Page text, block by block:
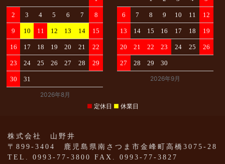
よ
く
あ
る
ご
質
員
登
録
2026年8月
2 3 4 5 6 7 8
9 10 11 12 13 14 15
16 17 18 19 20 21 22
23 24 25 26 27 28 29
30 31 2026年9月
6 7 8 9 10 11 12
13 14 15 16 17 18 19
20 21 22 23 24 25 26
27 28 29 30
■ 定休日 ■ 休業日
株式会社 山野井
〒899-3404 鹿児島県南さつま市金峰町高橋3075-28
TEL. 0993-77-3800 FAX. 0993-77-3827